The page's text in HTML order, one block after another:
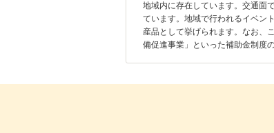
地域内に存在しています。交通面
ています。地域で行われるイベン
産品として挙げられます。なお、
備促進事業」といった補助金制度